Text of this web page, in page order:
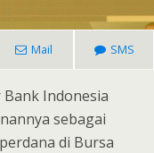
Mail SMS
Bank Indonesia
sebagai
di Bursa